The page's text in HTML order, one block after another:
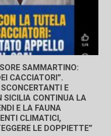
SAMMARTINO:
CACCIATORI”.
SCONCERTANTI E
SICILIA CONTINUA LA
E LA FAUNA
CLIMATICI,
LE DOPPIETTE”